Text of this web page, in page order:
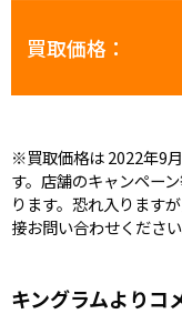
買取価格：
※買取価格は 2022年9
す。店舗のキャンペー
ります。恐れ入ります
接お問い合わせください
キングラムよりコ